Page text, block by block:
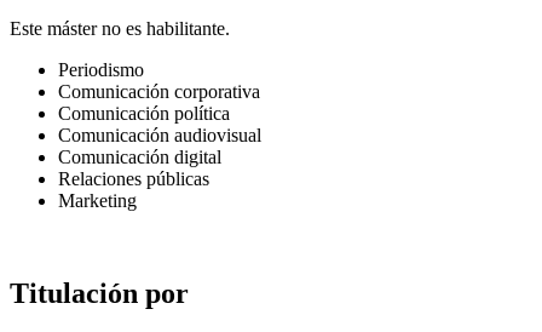
Este máster no es habilitante.
Periodismo
Comunicación corporativa
Comunicación política
Comunicación audiovisual
Comunicación digital
Relaciones públicas
Marketing
Titulación por